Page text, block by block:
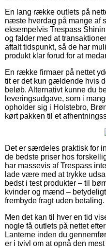
En lang række outlets på
næste hverdag på mange af
eksempelvis Trespass
og falder med at
aftalt tidspunkt, så de har
produkt klar forud for at
En række firmaer på nettet
tit er det kun gældende hvis
beløb. Alternativt kunne du
leveringsudgave, som i
opholder sig i Holstebro,
kørt pakken til et
Det er særdeles praktisk for
de bedste priser hos
har massevis af Trespass
lade være med at trykke
bedst i test produkter – til
kvinder og mænd –
frembyde fragt uden betaling.
Men det kan til hver en tid
nogle få outlets på nettet
Lanterne inden du
er i tvivl om at opnå den